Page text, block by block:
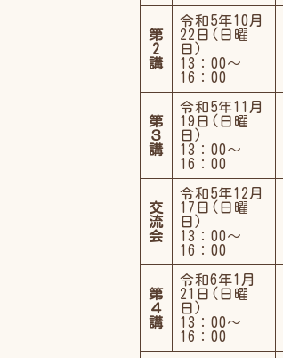
第
2
講
令和5年10月
22日(日曜
日)
13：00～
16：00
第
３
講
令和5年11月
19日(日曜
日)
13：00～
16：00
交
流
会
令和5年12月
17日(日曜
日)
13：00～
16：00
第
４
講
令和6年1月
21日(日曜
日)
13：00～
16：00